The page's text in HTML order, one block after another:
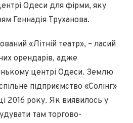
Одеси для фірми, яку
Геннадія Труханова.
«Літній театр», – ласий
орендарів, адже
центрі Одеси. Землю
підприємство «Солінг»
2016 року. Як виявилось у
там торгово-